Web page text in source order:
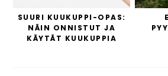
SUURI KUUKUPPI-OPAS:
NÄIN ONNISTUT JA
KÄYTÄT KUUKUPPIA